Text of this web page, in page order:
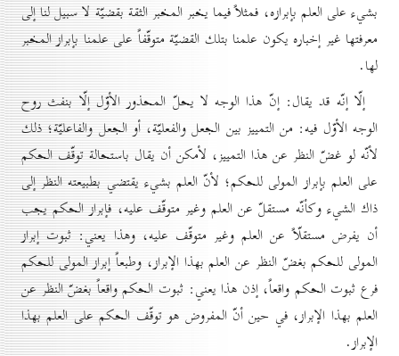
بشيء على العلم بإبرازه، فمثلاً فيما يخبر المخبر الثقة بقضيّة لا سبيل لنا إلى
معرفتها غير إخباره يكون علمنا بتلك القضيّة متوقّفاً على علمنا بإبراز المخبر
لها.
إلّا إنّه قد يقال: إنّ هذا الوجه لا يحلّ المحذور الأوّل إلّا بنفث روح
الوجه الأوّل فيه: من التمييز بين الجعل والفعليّة، أو الجعل والفاعليّة؛ ذلك
لأنّه لو غضّ النظر عن هذا التمييز، لأمكن أن يقال باستحالة توقّف الحكم
على العلم بإبراز المولى للحكم؛ لأنّ العلم بشيء يقتضي بطبيعته النظر إلى
ذاك الشيء وكأنّه مستقلّ عن العلم وغير متوقّف عليه، فإبراز الحكم يجب
أن يفرض مستقلّاً عن العلم وغير متوقّف عليه، وهذا يعني: ثبوت إبراز
المولى للحكم بغضّ النظر عن العلم بهذا الإبراز، وطبعاً إبراز المولى للحكم
فرع ثبوت الحكم واقعاً، إذن هذا يعني: ثبوت الحكم واقعاً بغضّ النظر عن
العلم بهذا الإبراز، في حين أنّ المفروض هو توقّف الحكم على العلم بهذا
الإبراز.